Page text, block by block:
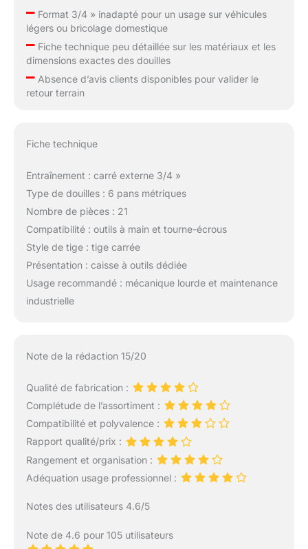
–Format 3/4 » inadapté pour un usage sur véhicules
légers ou bricolage domestique
–Fiche technique peu détaillée sur les matériaux et les
dimensions exactes des douilles
–Absence d’avis clients disponibles pour valider le
retour terrain
Fiche technique
Entraînement : carré externe 3/4 »
Type de douilles : 6 pans métriques
Nombre de pièces : 21
Compatibilité : outils à main et tourne-écrous
Style de tige : tige carrée
Présentation : caisse à outils dédiée
Usage recommandé : mécanique lourde et maintenance
industrielle
Note de la rédaction 15/20
Qualité de fabrication :
Complétude de l’assortiment :
Compatibilité et polyvalence :
Rapport qualité/prix :
Rangement et organisation :
Adéquation usage professionnel :
Notes des utilisateurs 4.6/5
Note de 4.6 pour 105 utilisateurs